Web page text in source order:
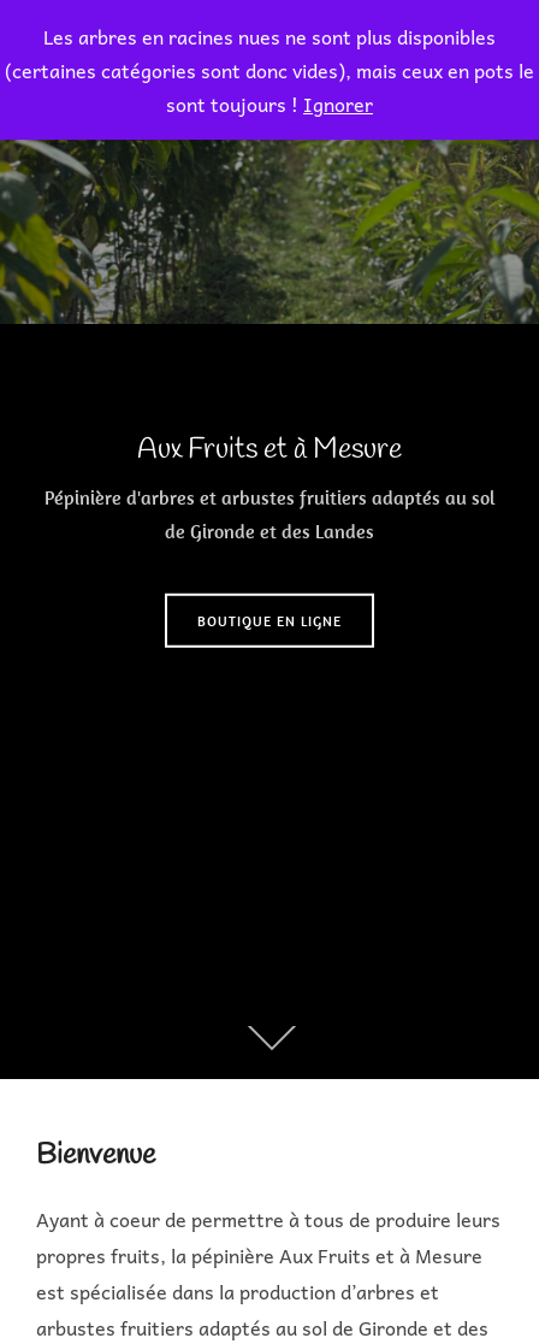
Les arbres en racines nues ne sont plus disponibles
(certaines catégories sont donc vides), mais ceux en pots le
sont toujours ! Ignorer
contenu
Rechercher :
Aux Fruits et à Mesure
Pépinière d'arbres et arbustes fruitiers adaptés au sol
de Gironde et des Landes
BOUTIQUE EN LIGNE
Descendre
au
Bienvenue
Ayant à coeur de permettre à tous de produire leurs
propres fruits, la pépinière Aux Fruits et à Mesure
est spécialisée dans la production d’arbres et
arbustes fruitiers adaptés au sol de Gironde et des